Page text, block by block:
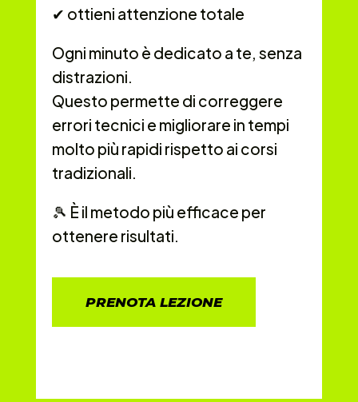
✔ ottieni attenzione totale
Ogni minuto è dedicato a te, senza
distrazioni.
Questo permette di correggere
errori tecnici e migliorare in tempi
molto più rapidi rispetto ai corsi
tradizionali.
🎾 È il metodo più efficace per
ottenere risultati.
PRENOTA LEZIONE